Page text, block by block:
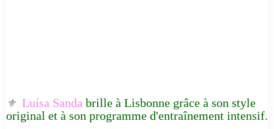
⚜️ Luísa Sanda brille à Lisbonne grâce à son style
original et à son programme d'entraînement intensif.